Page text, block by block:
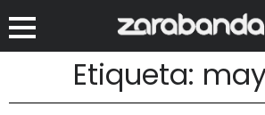
Etiqueta: